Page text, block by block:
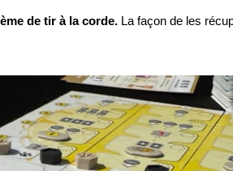
de tir à la corde.La façon de les